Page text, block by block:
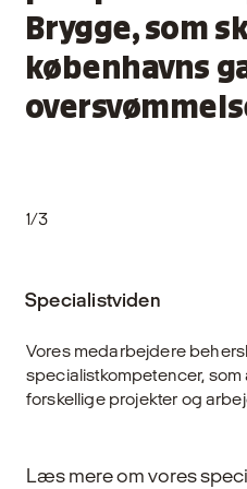
Brygge, som
københavns
1/3
Specialistviden
Vores medarbejdere
specialistkompetencer,
forskellige projekter og
Læs mere om vores